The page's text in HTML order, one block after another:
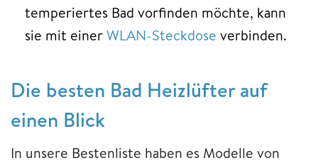
temperiertes Bad vorfinden möchte, kann
sie mit einerWLAN-Steckdose verbinden.
Die besten Bad Heizlüfter auf
einen Blick
In unsere Bestenliste haben es Modelle von